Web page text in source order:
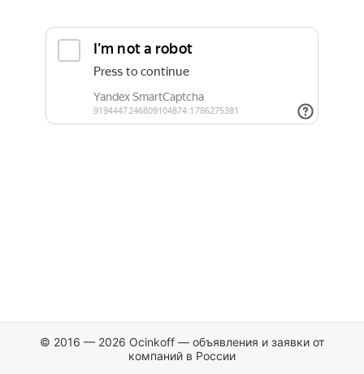
© 2016 — 2026 Ocinkoff — объявления и заявки от
компаний в России